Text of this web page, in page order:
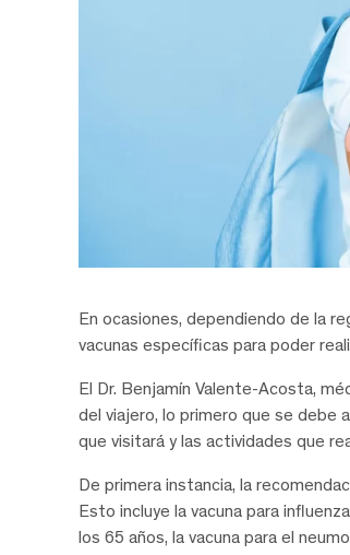
En ocasiones, dependiendo de la
vacunas específicas para poder
El Dr. Benjamín Valente-Acosta,
del viajero, lo primero que se debe
que visitará y las actividades que
De primera instancia, la
Esto incluye la vacuna para
los 65 años, la vacuna para el